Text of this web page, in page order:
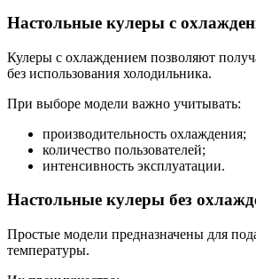
Настольные кулеры с
Кулеры с охлаждением позволяют
без использования холодильника.
При выборе модели важно учитывать:
производительность охлаждения;
количество пользователей;
интенсивность эксплуатации.
Настольные кулеры без
Простые модели предназначены для
температуры.